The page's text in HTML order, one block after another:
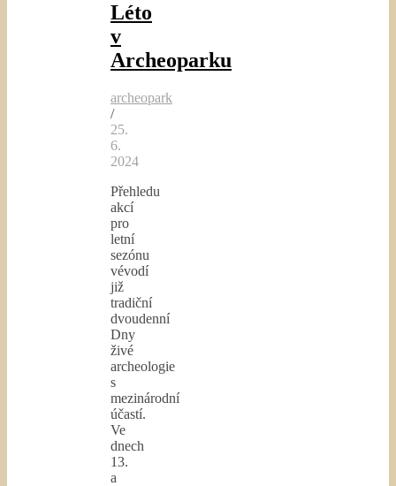
Léto
v
Archeoparku
archeopark
/
25.
6.
2024
Přehledu
akcí
pro
letní
sezónu
vévodí
již
tradiční
dvoudenní
Dny
živé
archeologie
s
mezinárodní
účastí.
Ve
dnech
13.
a